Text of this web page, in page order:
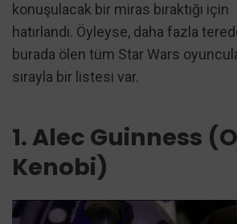
konuşulacak bir miras bıraktığı için
hatırlandı. Öyleyse, daha fazla
burada ölen tüm Star Wars
sırayla bir listesi var.
1. Alec Guinness
Kenobi)